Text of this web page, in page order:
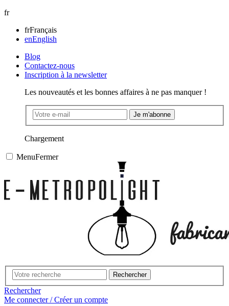
fr
frFrançais
enEnglish
Blog
Contactez-nous
Inscription à la newsletter
Les nouveautés et les bonnes affaires à ne pas manquer !
Je m'abonne
Chargement
MenuFermer
Rechercher
Rechercher
Me connecter / Créer un compte